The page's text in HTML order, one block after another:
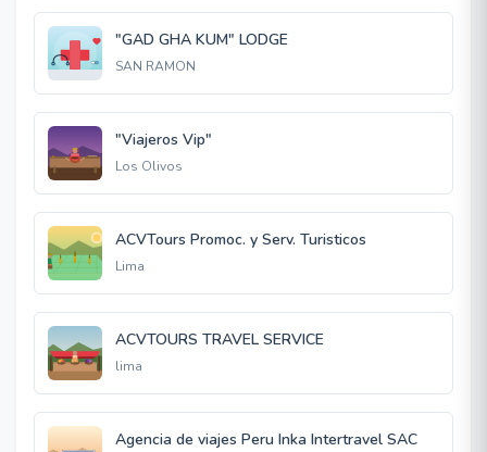
"GAD GHA KUM" LODGE
SAN RAMON
"Viajeros Vip"
Los Olivos
ACVTours Promoc. y Serv. Turisticos
Lima
ACVTOURS TRAVEL SERVICE
lima
Agencia de viajes Peru Inka Intertravel SAC